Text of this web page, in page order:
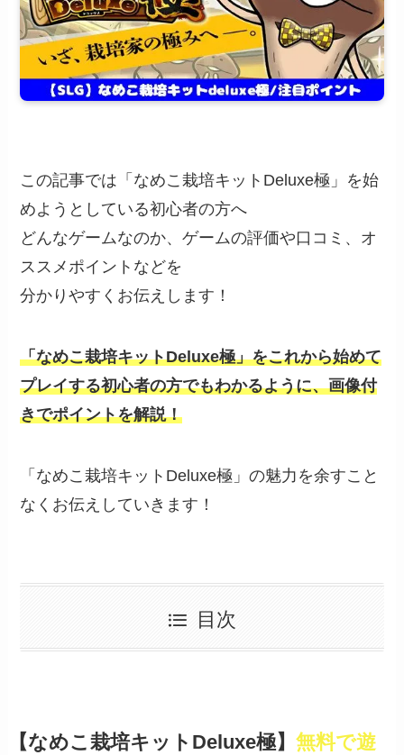
この記事では「なめこ栽培キットDeluxe極」を始
めようとしている初心者の方へ
どんなゲームなのか、ゲームの評価や口コミ、オ
ススメポイントなどを
分かりやすくお伝えします！
「なめこ栽培キットDeluxe極」をこれから始めて
プレイする初心者の方でもわかるように、画像付
きでポイントを解説！
「なめこ栽培キットDeluxe極」の魅力を余すこと
なくお伝えしていきます！
目次
【なめこ栽培キットDeluxe極】 無料で遊